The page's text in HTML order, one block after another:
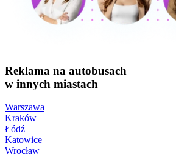
Reklama na autobusach
w innych miastach
Warszawa
Kraków
Łódź
Katowice
Wrocław